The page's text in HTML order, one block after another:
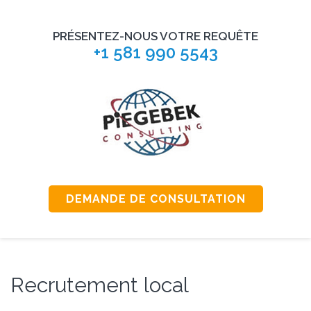
PRÉSENTEZ-NOUS VOTRE REQUÊTE
+1 581 990 5543
DEMANDE DE CONSULTATION
Recrutement local